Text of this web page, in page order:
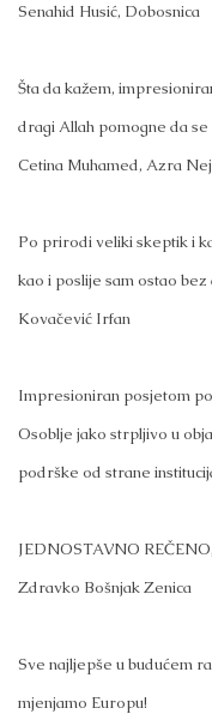
Senahid Husić, Dobosnica
Šta da kažem,
dragi Allah pomogne da
Cetina Muhamed, Azra
Po prirodi veliki skeptik i
kao i poslije sam ostao bez
Kovačević Irfan
Impresioniran posjetom
Osoblje jako strpljivo u
podrške od strane
JEDNOSTAVNO
Zdravko Bošnjak Zenica
Sve najljepše u budućem
mjenjamo Europu!